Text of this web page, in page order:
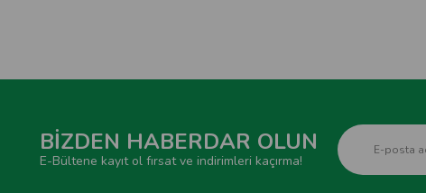
BİZDEN HABERDAR OLUN
E-Bültene kayıt ol fırsat ve indirimleri kaçırma!